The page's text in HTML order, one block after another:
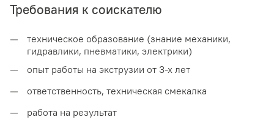
Требования к соискателю
—
техническое образование (знание механики,
гидравлики, пневматики, электрики)
— опыт работы на экструзии от 3-х лет
— ответственность, техническая смекалка
— работа на результат